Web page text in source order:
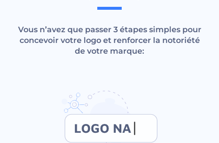
Vous n’avez que passer 3 étapes simples pour
concevoir votre logo et renforcer la notoriété
de votre marque: